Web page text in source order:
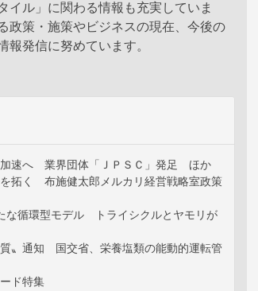
イル」に関わる情報も充実していま
政策・施策やビジネスの現在、今後の
報発信に努めています。
加速へ 業界団体「ＪＰＳＣ」発足 ほか
拓く 布施健太郎メルカリ経営戦略室政策
な循環型モデル トライシクルとヤモリが
〟通知 国交省、栄養塩類の能動的運転管
ド特集